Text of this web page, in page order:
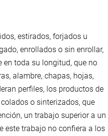
estirados, forjados u
enrollados o sin enrollar,
en toda su longitud, que no
alambre, chapas, hojas,
perfiles, los productos de
o sinterizados, que
un trabajo superior a un
este trabajo no confiera a los